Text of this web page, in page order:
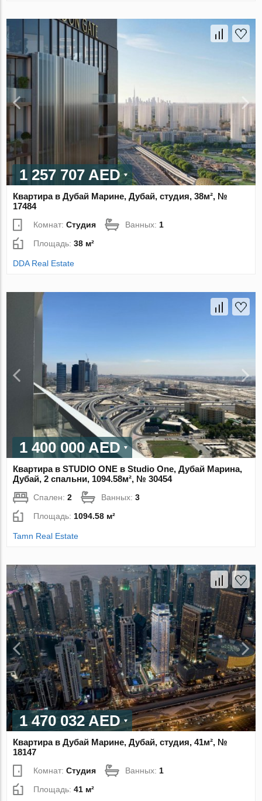
1 257 707 AED
Квартира в Дубай Марине, Дубай, студия, 38м², №
17484
Комнат:Студия Ванных: 1
Площадь:38 м²
DDA Real Estate
1 400 000 AED
Квартира в STUDIO ONE в Studio One, Дубай Марина,
Дубай, 2 спальни, 1094.58м², № 30454
Спален:2 Ванных:3
Площадь:1094.58 м²
Tamn Real Estate
1 470 032 AED
Квартира в Дубай Марине, Дубай, студия, 41м², №
18147
Комнат:Студия Ванных: 1
Площадь:41 м²